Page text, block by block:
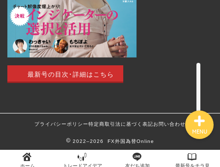
最新号の目次･詳細はこちら
プライバシーポリシー特定商取引法に基づく表記お問い合わせ
2022–2026 FX外国為替Online
ホーム トレードアイデア 友だち追加 最新号をチラ見
MENU
発売のお知らせ
トレードアイデア
最新記事（すべての記事）